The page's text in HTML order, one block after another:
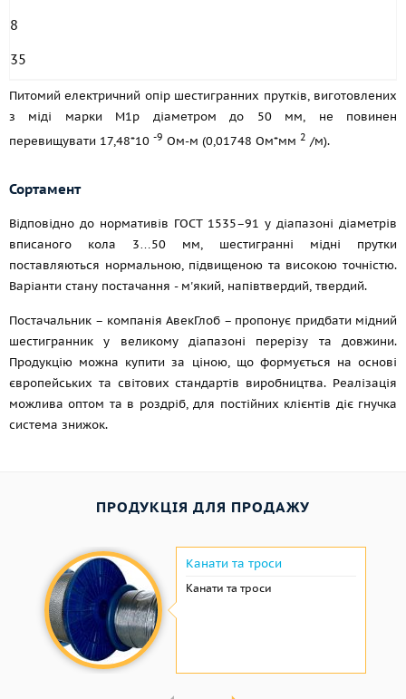
8
35
Питомий електричний опір шестигранних прутків, виготовлених
з міді марки М1р діаметром до 50 мм, не повинен
перевищувати 17,48*10 -9 Ом-м (0,01748 Ом*мм 2 /м).
Сортамент
Відповідно до нормативів ГОСТ 1535–91 у діапазоні діаметрів
вписаного кола 3…50 мм, шестигранні мідні прутки
поставляються нормальною, підвищеною та високою точністю.
Варіанти стану постачання - м'який, напівтвердий, твердий.
Постачальник – компанія АвекГлоб – пропонує придбати мідний
шестигранник у великому діапазоні перерізу та довжини.
Продукцію можна купити за ціною, що формується на основі
європейських та світових стандартів виробництва. Реалізація
можлива оптом та в роздріб, для постійних клієнтів діє гнучка
система знижок.
ПРОДУКЦІЯ ДЛЯ ПРОДАЖУ
Канати та троси
Канати та троси